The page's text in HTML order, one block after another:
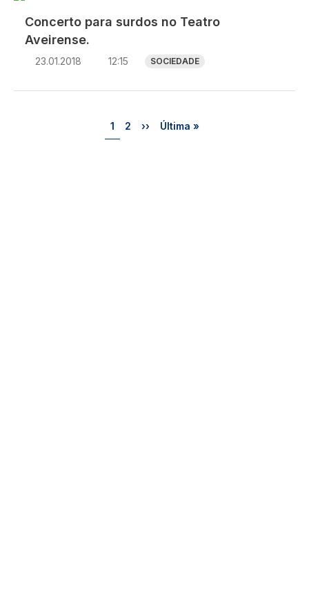
Concerto para surdos no Teatro
Aveirense.
23.01.2018 12:15 SOCIEDADE
Página
1 Página
2 Próxima página
›› Última página
Última »